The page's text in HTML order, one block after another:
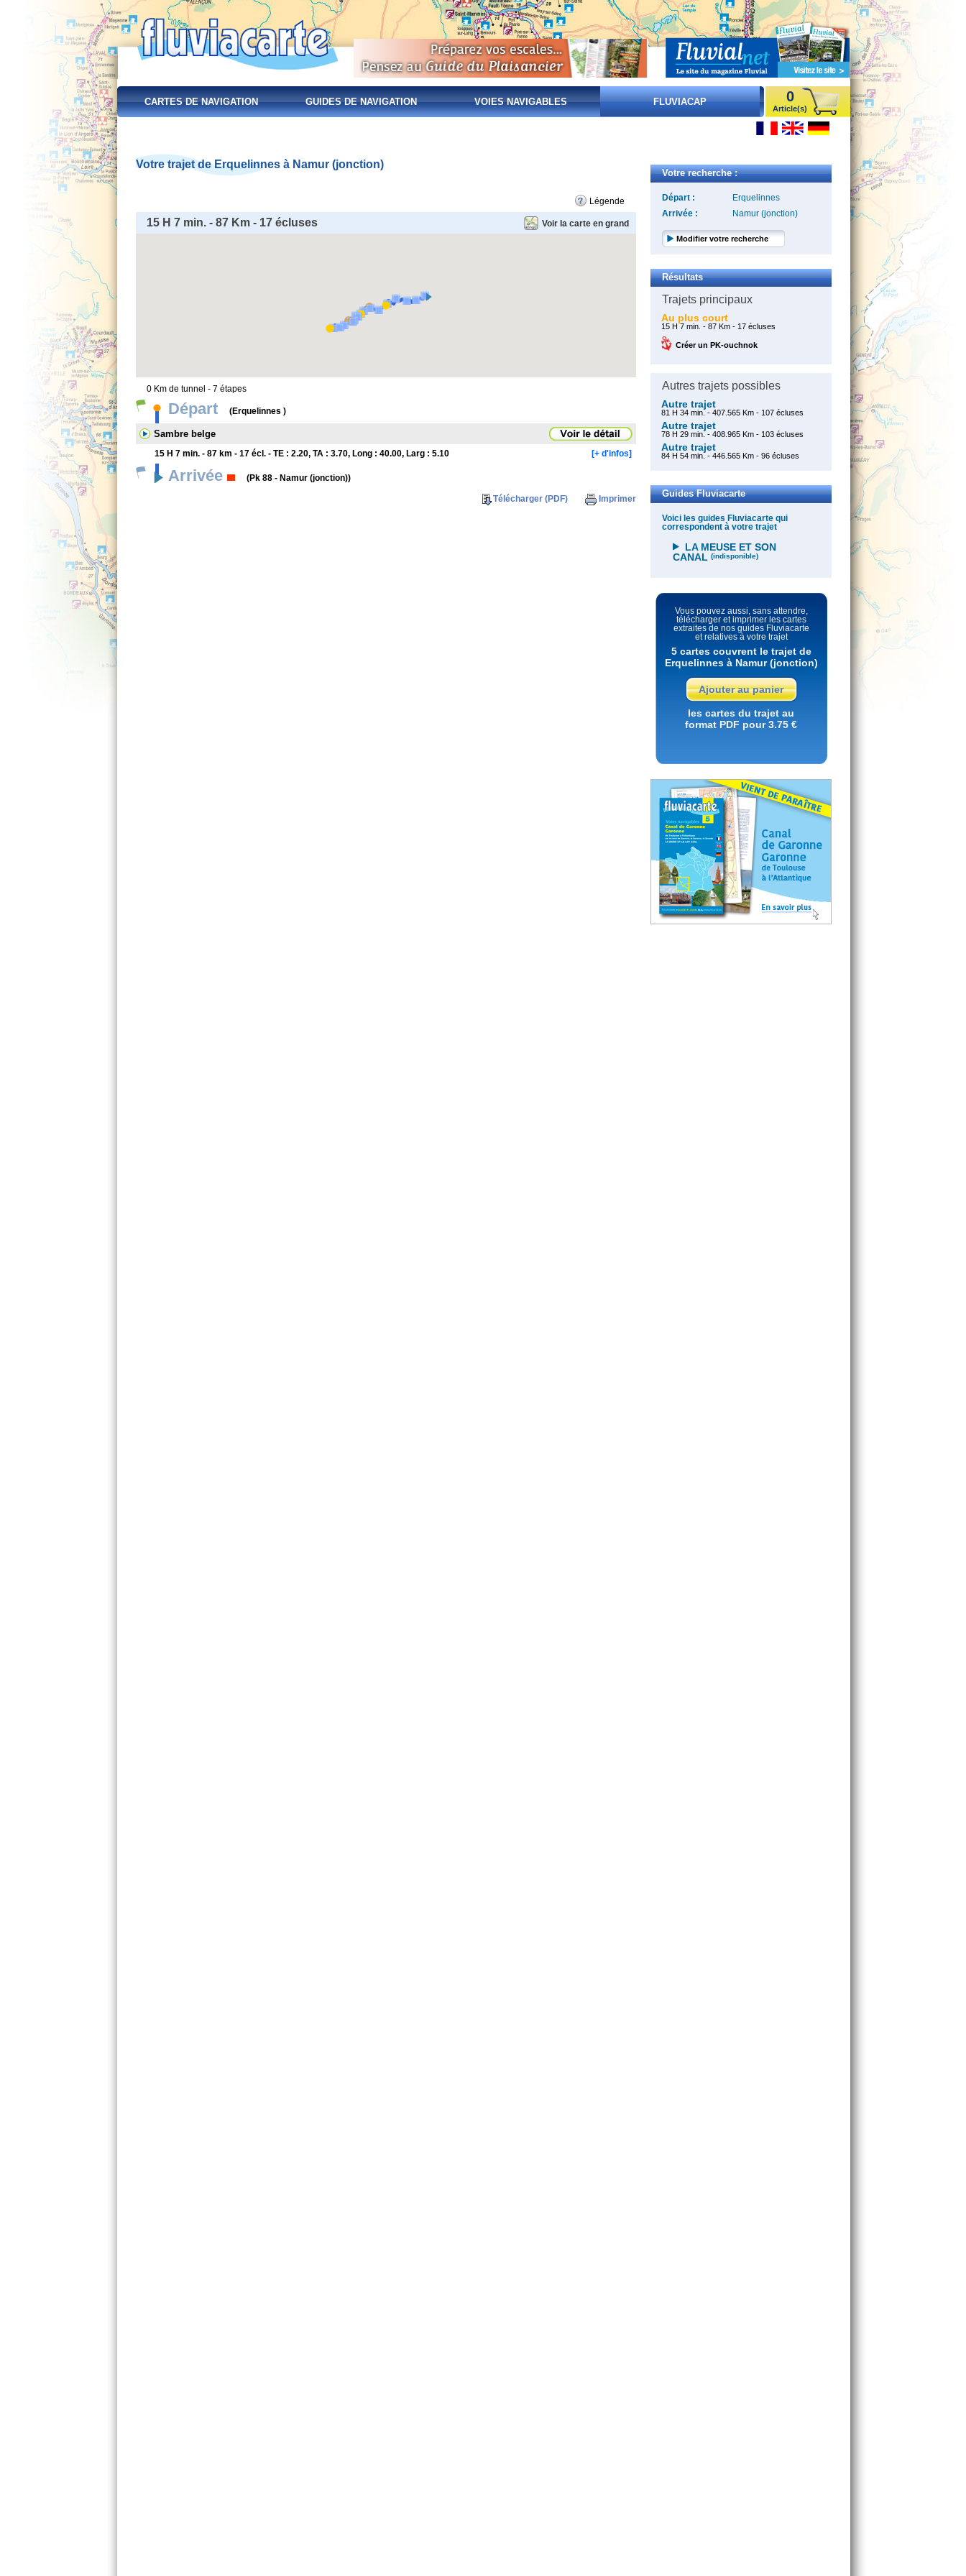
CARTES DE NAVIGATION GUIDES DE NAVIGATION VOIES NAVIGABLES FLUVIACAP 0
Article(s)
Votre trajet de Erquelinnes à Namur (jonction)
Légende
15 H 7 min. - 87 Km - 17 écluses Voir la carte en grand
0 Km de tunnel - 7 étapes
Départ (Erquelinnes )
Sambre belge
15 H 7 min. - 87 km - 17 écl. - TE : 2.20, TA : 3.70, Long : 40.00, Larg : 5.10 [+ d'infos]
Arrivée (Pk 88 - Namur (jonction))
Imprimer
Télécharger (PDF)
Votre recherche :
Départ :
Erquelinnes
Arrivée :
Namur (jonction)
Modifier votre recherche
Résultats
Trajets principaux
Au plus court
15 H 7 min. - 87 Km - 17 écluses
Créer un PK-ouchnok
Autres trajets possibles
Autre trajet
81 H 34 min. - 407.565 Km - 107 écluses
Autre trajet
78 H 29 min. - 408.965 Km - 103 écluses
Autre trajet
84 H 54 min. - 446.565 Km - 96 écluses
Guides Fluviacarte
Voici les guides Fluviacarte qui
correspondent à votre trajet
LA MEUSE ET SON
CANAL (indisponible)
Vous pouvez aussi, sans attendre,
télécharger et imprimer les cartes
extraites de nos guides Fluviacarte
et relatives à votre trajet
5 cartes couvrent le trajet de
Erquelinnes à Namur (jonction)
Ajouter au panier
les cartes du trajet au
format PDF pour 3.75 €